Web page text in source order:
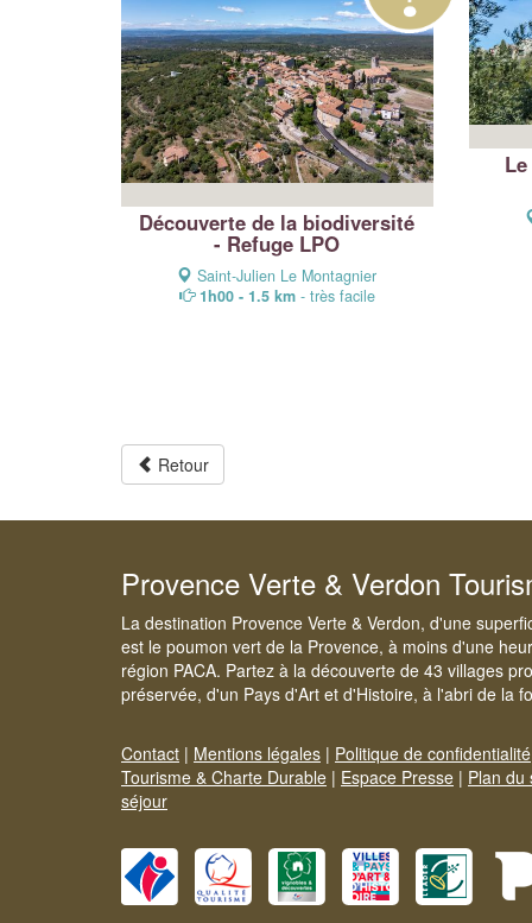
Découverte de la biodiversité
- Refuge LPO
Saint-Julien Le Montagnier
1h00 - 1.5 km- très facile
Retour
Provence Verte & Verdon
La destination Provence Verte & Verdon, d'une
est le poumon vert de la Provence, à moins d'une
région PACA. Partez à la découverte de 43 villages
préservée, d'un Pays d'Art et d'Histoire, à l'abri de la
Contact | Mentions légales | Politique de confidentialité
Tourisme & Charte Durable | Espace Presse | Plan du
séjour